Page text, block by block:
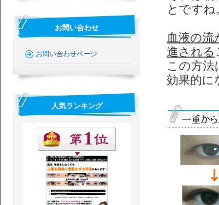
とですね
血液の
進される
この方
効果的に
お問い合わせ
お問い合わせページ
人気ランキング